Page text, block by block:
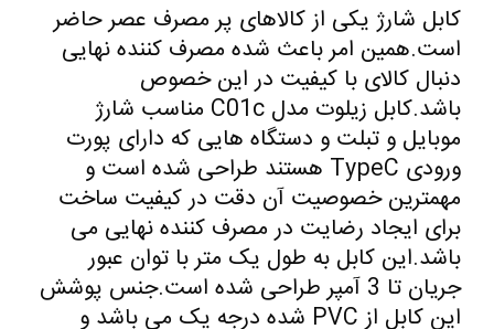
کابل شارژ یکی از کالاهای پر مصرف عصر حاضر
است.همین امر باعث شده مصرف کننده نهایی
دنبال کالای با کیفیت در این خصوص
باشد.کابل زیلوت مدل C01c مناسب شارژ
موبایل و تبلت و دستگاه هایی که دارای پورت
ورودی TypeC هستند طراحی شده است و
مهمترین خصوصیت آن دقت در کیفیت ساخت
برای ایجاد رضایت در مصرف کننده نهایی می
باشد.این کابل به طول یک متر با توان عبور
جریان تا 3 آمپر طراحی شده است.جنس پوشش
این کابل از PVC شده درجه یک می باشد و